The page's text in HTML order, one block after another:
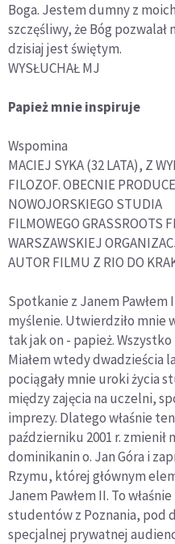
Boga. Jestem dumny z
szczęśliwy, że Bóg
dzisiaj jest świętym.
WYSŁUCHAŁ MJ
Papież mnie inspiruje
Wspomina
MACIEJ SYKA (32 LATA), Z
FILOZOF. OBECNIE
NOWOJORSKIEGO STUDIA
FILMOWEGO GRASSROOTS
WARSZAWSKIEJ
AUTOR FILMU Z RIO DO
Spotkanie z Janem Pawłem
myślenie. Utwierdziło mnie
tak jak on - papież. Wszystko
Miałem wtedy dwadzieścia
pociągały mnie uroki życia
między zajęcia na uczelni,
imprezy. Dlatego właśnie
październiku 2001 r. zmienił
dominikanin o. Jan Góra i
Rzymu, której głównym
Janem Pawłem II. To
studentów z Poznania, pod
specjalnej prywatnej